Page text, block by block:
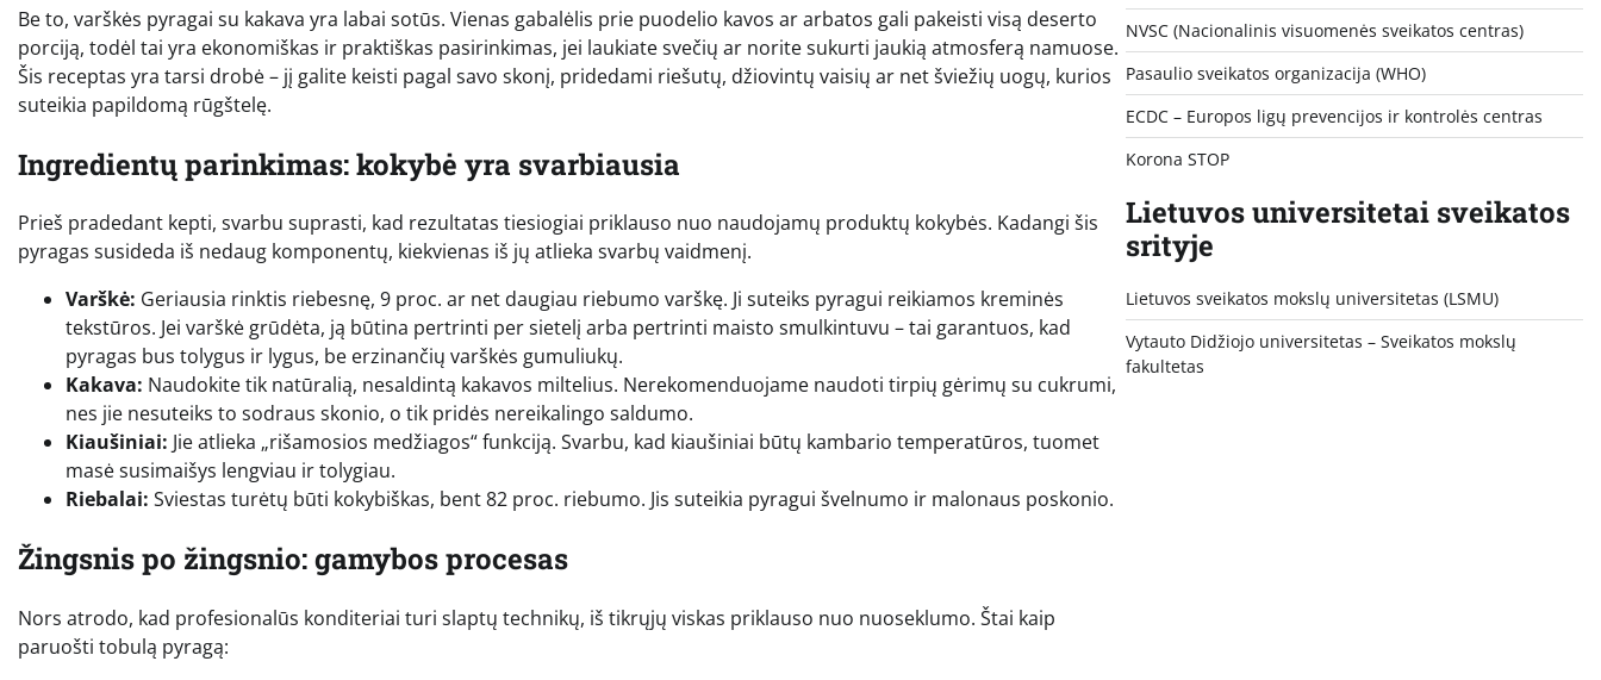
Be to, varškės pyragai su kakava yra labai sotūs. Vienas gabalėlis prie puodelio kavos ar arbatos gali pakeisti visą deserto
porciją, todėl tai yra ekonomiškas ir praktiškas pasirinkimas, jei laukiate svečių ar norite sukurti jaukią atmosferą namuose.
Šis receptas yra tarsi drobė – jį galite keisti pagal savo skonį, pridedami riešutų, džiovintų vaisių ar net šviežių uogų, kurios
suteikia papildomą rūgštelę.
Ingredientų parinkimas: kokybė yra svarbiausia
Prieš pradedant kepti, svarbu suprasti, kad rezultatas tiesiogiai priklauso nuo naudojamų produktų kokybės. Kadangi šis
pyragas susideda iš nedaug komponentų, kiekvienas iš jų atlieka svarbų vaidmenį.
Varškė: Geriausia rinktis riebesnę, 9 proc. ar net daugiau riebumo varškę. Ji suteiks pyragui reikiamos kreminės
tekstūros. Jei varškė grūdėta, ją būtina pertrinti per sietelį arba pertrinti maisto smulkintuvu – tai garantuos, kad
pyragas bus tolygus ir lygus, be erzinančių varškės gumuliukų.
Kakava: Naudokite tik natūralią, nesaldintą kakavos miltelius. Nerekomenduojame naudoti tirpių gėrimų su cukrumi,
nes jie nesuteiks to sodraus skonio, o tik pridės nereikalingo saldumo.
Kiaušiniai: Jie atlieka „rišamosios medžiagos“ funkciją. Svarbu, kad kiaušiniai būtų kambario temperatūros, tuomet
masė susimaišys lengviau ir tolygiau.
Riebalai: Sviestas turėtų būti kokybiškas, bent 82 proc. riebumo. Jis suteikia pyragui švelnumo ir malonaus poskonio.
Žingsnis po žingsnio: gamybos procesas
Nors atrodo, kad profesionalūs konditeriai turi slaptų technikų, iš tikrųjų viskas priklauso nuo nuoseklumo. Štai kaip
paruošti tobulą pyragą:
NVSC (Nacionalinis visuomenės sveikatos centras)
Pasaulio sveikatos organizacija (WHO)
ECDC – Europos ligų prevencijos ir kontrolės centras
Korona STOP
Lietuvos universitetai sveikatos
srityje
Lietuvos sveikatos mokslų universitetas (LSMU)
Vytauto Didžiojo universitetas – Sveikatos mokslų
fakultetas